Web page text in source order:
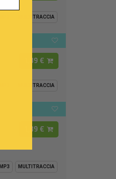
MULTITRACCIA
1,89 €
MULTITRACCIA
1,89 €
MP3 MULTITRACCIA